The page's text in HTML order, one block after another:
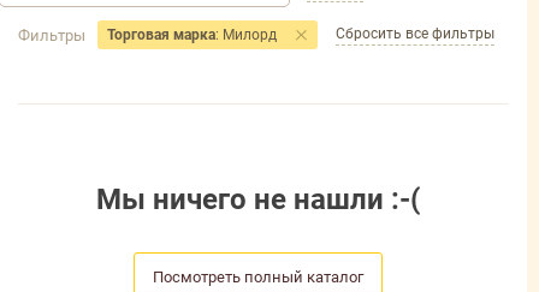
Фильтры Торговая марка: Милорд Сбросить все фильтры
Мы ничего не нашли :-(
Посмотреть полный каталог